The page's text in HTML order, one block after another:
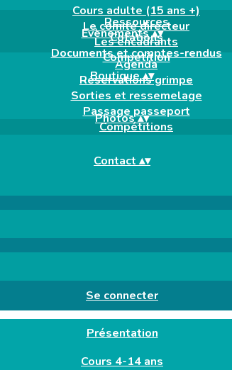
Cours adulte (15 ans +)
Le comité directeur
Les encadrants
Compétition
Ressources
Cotations
Documents et comptes-rendus
Evènements▴▾
Agenda
Réservations grimpe
Sorties et ressemelage
Passage passeport
Compétitions
Boutique▴▾
Photos▴▾
Contact ▴▾
Se connecter
Présentation
Cours 4-14 ans